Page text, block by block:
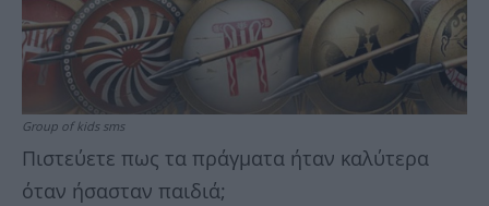
Group of kids sms
Πιστεύετε πως τα πράγματα ήταν καλύτερα
όταν ήσασταν παιδιά;